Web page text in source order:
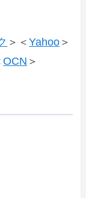
＞＜Yahoo ＞
OCN ＞